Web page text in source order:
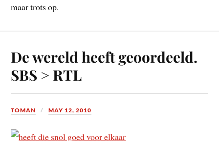
maar trots op.
De wereld heeft geoordeeld.
SBS > RTL
TOMAN MAY 12, 2010